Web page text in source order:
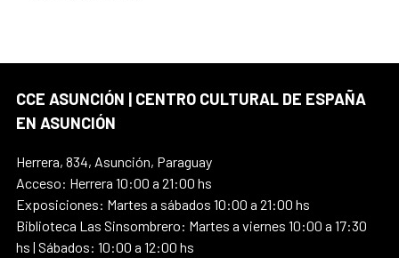
CCE ASUNCIÓN | CENTRO CULTURAL DE ESPAÑA
EN ASUNCIÓN
Herrera, 834, Asunción, Paraguay
Acceso: Herrera 10:00 a 21:00 hs
Exposiciones: Martes a sábados 10:00 a 21:00 hs
Biblioteca Las Sinsombrero: Martes a viernes 10:00 a 17:30
hs | Sábados: 10:00 a 12:00 hs